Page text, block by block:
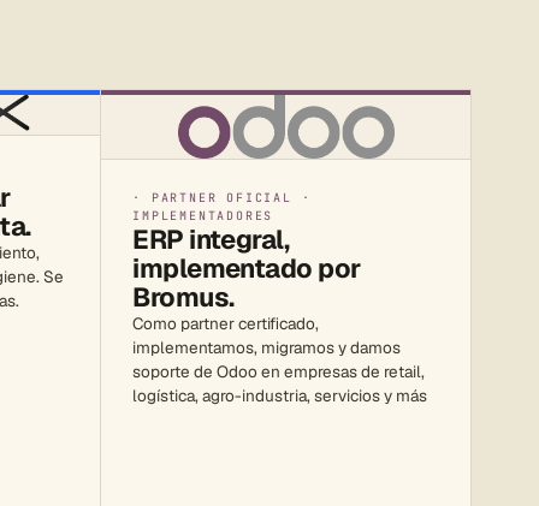
Se
· PARTNER OFICIAL ·
IMPLEMENTADORES
ERP integral,
implementado por
Bromus.
Como partner certificado,
implementamos, migramos y damos
soporte de Odoo en empresas de retail,
logística, agro-industria, servicios y más